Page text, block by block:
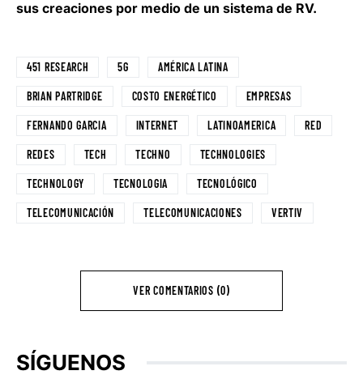
sus creaciones por medio de un sistema de RV.
451 RESEARCH 5G AMÉRICA LATINA
BRIAN PARTRIDGE COSTO ENERGÉTICO EMPRESAS
FERNANDO GARCIA INTERNET LATINOAMERICA RED
REDES TECH TECHNO TECHNOLOGIES
TECHNOLOGY TECNOLOGIA TECNOLÓGICO
TELECOMUNICACIÓN TELECOMUNICACIONES VERTIV
VER COMENTARIOS (0)
SÍGUENOS